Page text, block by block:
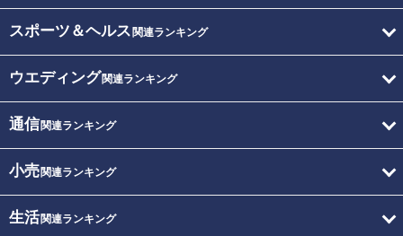
スポーツ＆ヘルス 関連ランキング
ウエディング関連ランキング
通信関連ランキング
小売関連ランキング
生活関連ランキング